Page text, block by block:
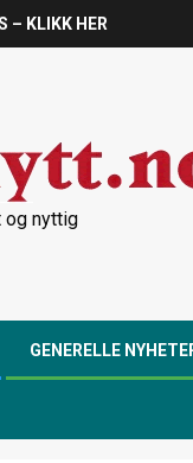
– KLIKK HER
og nyttig
GENERELLE